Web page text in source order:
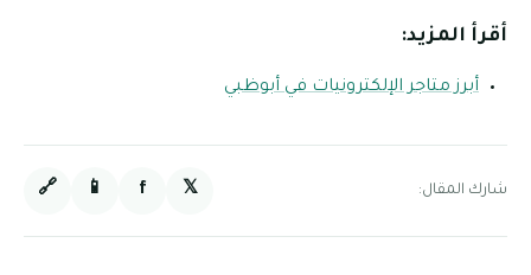
أقرأ المزيد:
أبرز متاجر الإلكترونيات في أبوظبي
شارك المقال: 𝕏
f
📱
🔗